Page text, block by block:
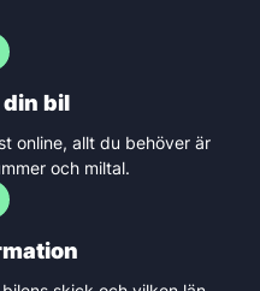
bil
online, allt du behöver är
och miltal.